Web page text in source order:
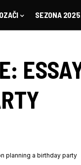
SEZONA
planning a birthday party